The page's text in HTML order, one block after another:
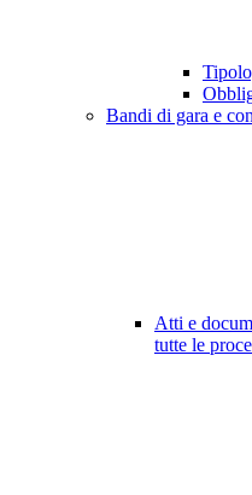
Bandi di gara e
Atti e
tutte le